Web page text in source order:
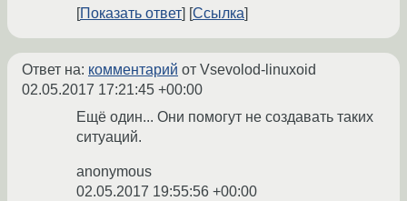
Показать ответ
Ссылка
Ответ на: комментарий от Vsevolod-linuxoid
02.05.2017 17:21:45 +00:00
Ещё один... Они помогут не создавать таких
ситуаций.
anonymous
02.05.2017 19:55:56 +00:00